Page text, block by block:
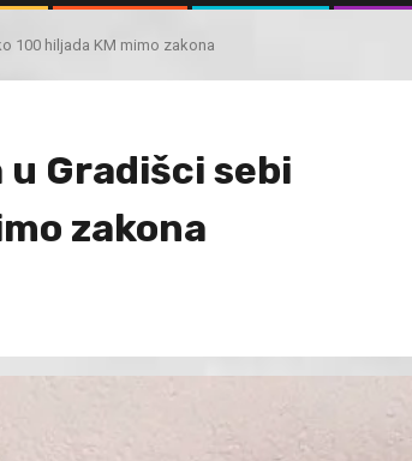
100 hiljada KM mimo zakona
Gradišci sebi
zakona